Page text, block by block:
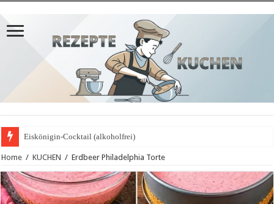
Eiskönigin-Cocktail (alkoholfrei)
Home / KUCHEN / Erdbeer Philadelphia Torte